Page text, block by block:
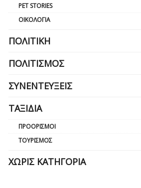
PET STORIES
ΟΙΚΟΛΟΓΊΑ
ΠΟΛΙΤΙΚΉ
ΠΟΛΙΤΙΣΜΌΣ
ΣΥΝΕΝΤΕΎΞΕΙΣ
ΤΑΞΊΔΙΑ
ΠΡΟΟΡΙΣΜΟΊ
ΤΟΥΡΙΣΜΌΣ
ΧΩΡΊΣ ΚΑΤΗΓΟΡΊΑ